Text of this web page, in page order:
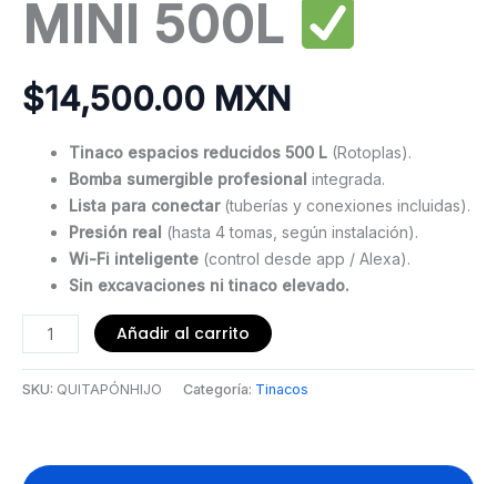
MINI 500L
$14,500.00 MXN
Tinaco espacios reducidos 500 L (Rotoplas).
Bomba sumergible profesional integrada.
Lista para conectar(tuberías y conexiones incluidas).
Presión real (hasta 4 tomas, según instalación).
Wi-Fi inteligente (control desde app / Alexa).
Sin excavaciones ni tinaco elevado.
Cisterna
Inteligente
Añadir al carrito
SKU: QUITAPÓNHIJO Categoría: Tinacos